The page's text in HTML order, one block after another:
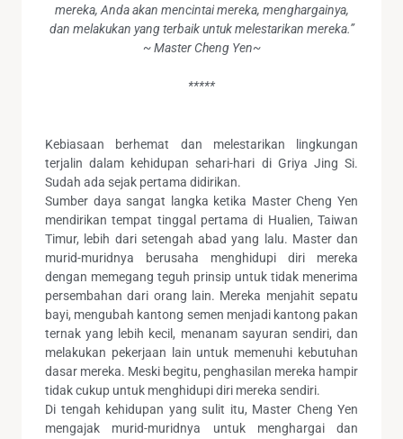
mereka, Anda akan mencintai mereka, menghargainya,
dan melakukan yang terbaik untuk melestarikan mereka.”
~ Master Cheng Yen~
*****
Kebiasaan berhemat dan melestarikan lingkungan
terjalin dalam kehidupan sehari-hari di Griya Jing Si.
Sudah ada sejak pertama didirikan.
Sumber daya sangat langka ketika Master Cheng Yen
mendirikan tempat tinggal pertama di Hualien, Taiwan
Timur, lebih dari setengah abad yang lalu. Master dan
murid-muridnya berusaha menghidupi diri mereka
dengan memegang teguh prinsip untuk tidak menerima
persembahan dari orang lain. Mereka menjahit sepatu
bayi, mengubah kantong semen menjadi kantong pakan
ternak yang lebih kecil, menanam sayuran sendiri, dan
melakukan pekerjaan lain untuk memenuhi kebutuhan
dasar mereka. Meski begitu, penghasilan mereka hampir
tidak cukup untuk menghidupi diri mereka sendiri.
Di tengah kehidupan yang sulit itu, Master Cheng Yen
mengajak murid-muridnya untuk menghargai dan